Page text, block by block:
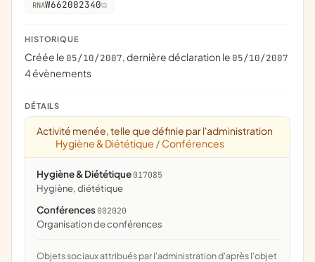
RNAW662002340
HISTORIQUE
Créée le 05/10/2007, dernière déclaration le 05/10/2007
4 évènements
DÉTAILS
Activité menée, telle que définie par l'administration
Hygiène & Diététique / Conférences
Hygiène & Diététique 017085
hygiène, diététique
Conférences 002020
organisation de conférences
Objets sociaux attribués par l'administration d'après l'objet